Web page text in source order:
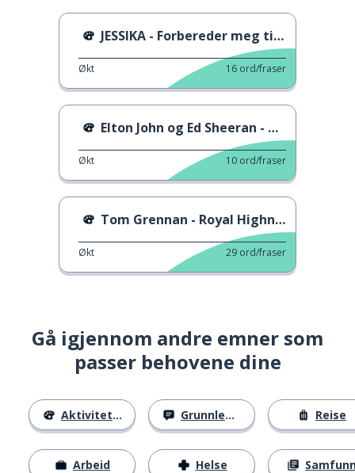
JESSIKA - Forbereder meg til et intervju
Økt 16 ord/fraser
Elton John og Ed Sheeran - Merry Christmas
Økt 10 ord/fraser
Tom Grennan - Royal Highness
Økt 29 ord/fraser
Gå igjennom andre emner som
passer behovene dine
Aktiviteter
Arbeid
Grunnleggende
Helse
Reise